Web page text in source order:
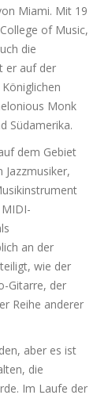
Miami. Mit 19
of Music,
die
er auf der
Monk
Südamerika.
dem Gebiet
an der
wie der
Gitarre, der
Reihe anderer
aber es ist
die
Im Laufe der